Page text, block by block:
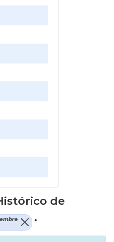
de
.